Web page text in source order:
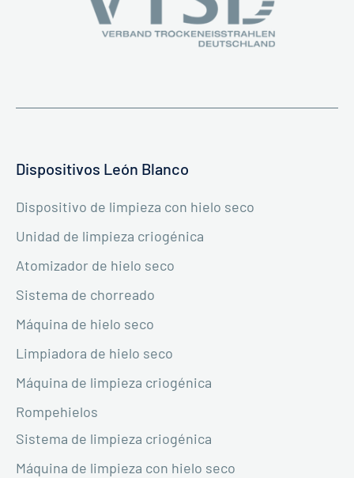
Dispositivos León Blanco
Dispositivo de limpieza con hielo seco
Unidad de limpieza criogénica
Atomizador de hielo seco
Sistema de chorreado
Máquina de hielo seco
Limpiadora de hielo seco
Máquina de limpieza criogénica
Rompehielos
Sistema de limpieza criogénica
Máquina de limpieza con hielo seco